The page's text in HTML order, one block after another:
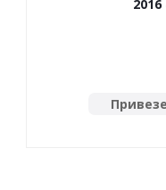
2016